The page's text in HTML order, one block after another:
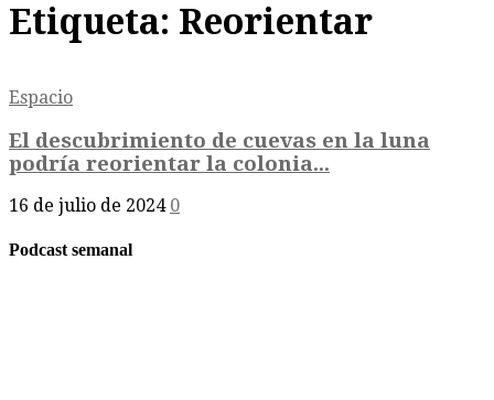
Etiqueta: Reorientar
Espacio
El descubrimiento de cuevas en la luna
podría reorientar la colonia...
16 de julio de 2024 0
Podcast semanal